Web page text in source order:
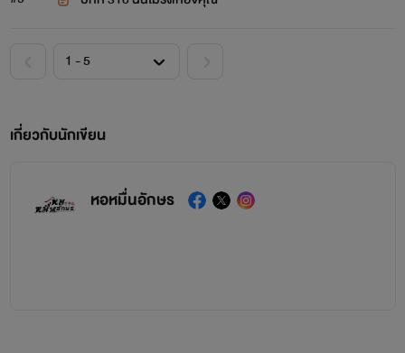
เกี่ยวกับนักเขียน
หอหมื่นอักษร